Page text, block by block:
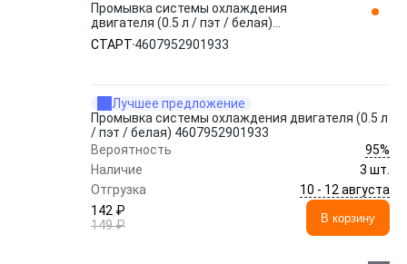
Промывка системы охлаждения
двигателя (0.5 л / пэт / белая)
4607952901933 СТАРТ
СТАРТ 4607952901933
Лучшее предложение
Промывка системы охлаждения двигателя (0.5 л
/ пэт / белая) 4607952901933
Вероятность
95%
Наличие
3 шт.
Отгрузка
10 - 12 августа
142 ₽
149 ₽
В корзину